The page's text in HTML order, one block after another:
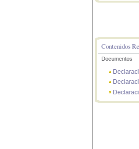
Contenidos
Documentos